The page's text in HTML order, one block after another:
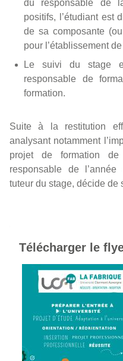
du responsable de
positifs, l’étudiant est
de sa composante
pour l’établissement
Le suivi du stage
responsable de
formation.
Suite à la restitution
analysant notamment
projet de formation
responsable de
tuteur du stage, décide de
Télécharger le